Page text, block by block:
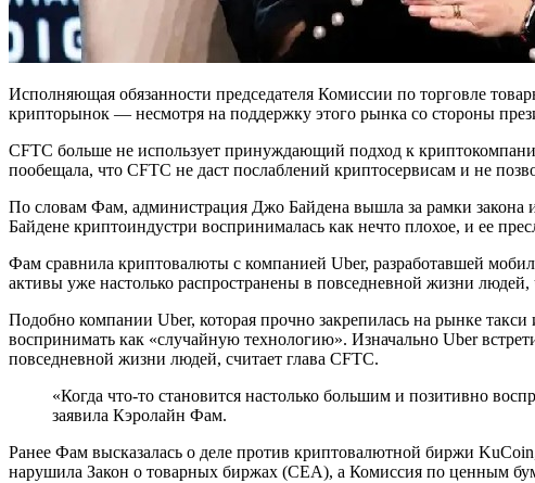
Исполняющая обязанности председателя Комиссии по торговле
крипторынок — несмотря на поддержку этого рынка со стороны
CFTC больше не использует принуждающий подход к
пообещала, что CFTC не даст послаблений криптосервисам и не
По словам Фам, администрация Джо Байдена вышла за рамки
Байдене криптоиндустри воспринималась как нечто плохое, и ее
Фам сравнила криптовалюты с компанией Uber, разработавшей
активы уже настолько распространены в повседневной жизни
Подобно компании Uber, которая прочно закрепилась на рынке
воспринимать как «случайную технологию». Изначально Uber
повседневной жизни людей, считает глава CFTC.
«Когда что-то становится настолько большим и позитивно
заявила Кэролайн Фам.
Ранее Фам высказалась о деле против криптовалютной биржи
нарушила Закон о товарных биржах (CEA), а Комиссия по ценным